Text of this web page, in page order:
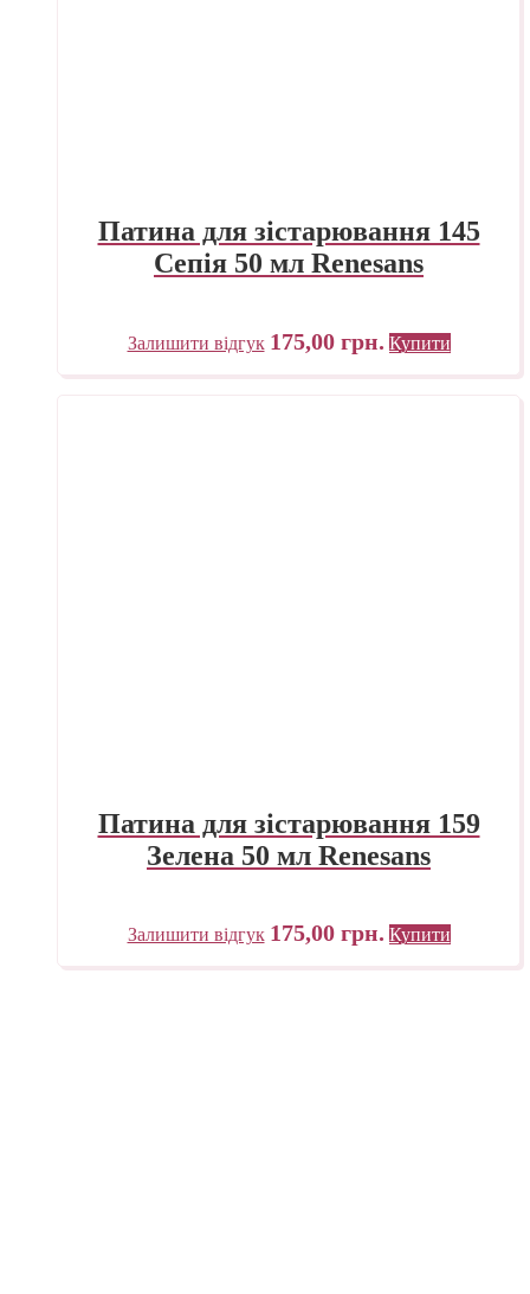
Патина для зістарювання 145
Сепія 50 мл Renesans
Залишити відгук 175,00 грн. Купити
Патина для зістарювання 159
Зелена 50 мл Renesans
Залишити відгук 175,00 грн. Купити